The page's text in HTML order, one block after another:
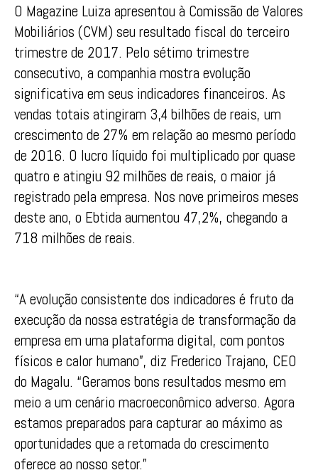
O Magazine Luiza apresentou à Comissão de Valores
Mobiliários (CVM) seu resultado fiscal do terceiro
trimestre de 2017. Pelo sétimo trimestre
consecutivo, a companhia mostra evolução
significativa em seus indicadores financeiros. As
vendas totais atingiram 3,4 bilhões de reais, um
crescimento de 27% em relação ao mesmo período
de 2016. O lucro líquido foi multiplicado por quase
quatro e atingiu 92 milhões de reais, o maior já
registrado pela empresa. Nos nove primeiros meses
deste ano, o Ebtida aumentou 47,2%, chegando a
718 milhões de reais.
“A evolução consistente dos indicadores é fruto da
execução da nossa estratégia de transformação da
empresa em uma plataforma digital, com pontos
físicos e calor humano”, diz Frederico Trajano, CEO
do Magalu. “Geramos bons resultados mesmo em
meio a um cenário macroeconômico adverso. Agora
estamos preparados para capturar ao máximo as
oportunidades que a retomada do crescimento
oferece ao nosso setor.”